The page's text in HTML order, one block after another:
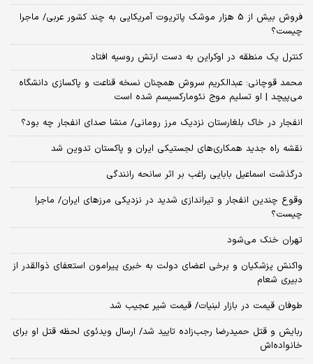
فروش بیش از 5 هزار موشک پاتریوت آمریکایی به چند کشور عربی/ ماجرا
چیست؟
کنترل یک منطقه در اوکراین به دست ارتش روسیه افتاد
محمد قوچانی: عبدالکریم سروش همچنان نسخه قناعت و پاکسازی دانشگاه
می‌پیچد | او تسلیم موج نئومارکسیسم شده است
انفجار در خاک بلغارستان نزدیک مرز رومانی/ منشا صدای انفجار چه بود؟
نقشه راه جدید همکاری‌های لجستیکی ایران و پاکستان تدوین شد
درگذشت اسماعیل بابایی راغب بر اثر سانحه رانندگی
وقوع چندین انفجار و تیراندازی شدید در نزدیکی مرز‌های ایران/ ماجرا
چیست؟
تهران خنک می‌شود
واکنش پزشکیان و برخی اعضای دولت به خبری پیرامون استعفای ذوالقدر از
دبیری شعام
طوفان قیمت در بازار لبنیات/ قیمت شیر عجیب شد
ربایش و قتل حمیدرضا رجب‌زاده تایید شد/ ارسال ویدئوی لحظه قتل او برای
خانواده‌اش